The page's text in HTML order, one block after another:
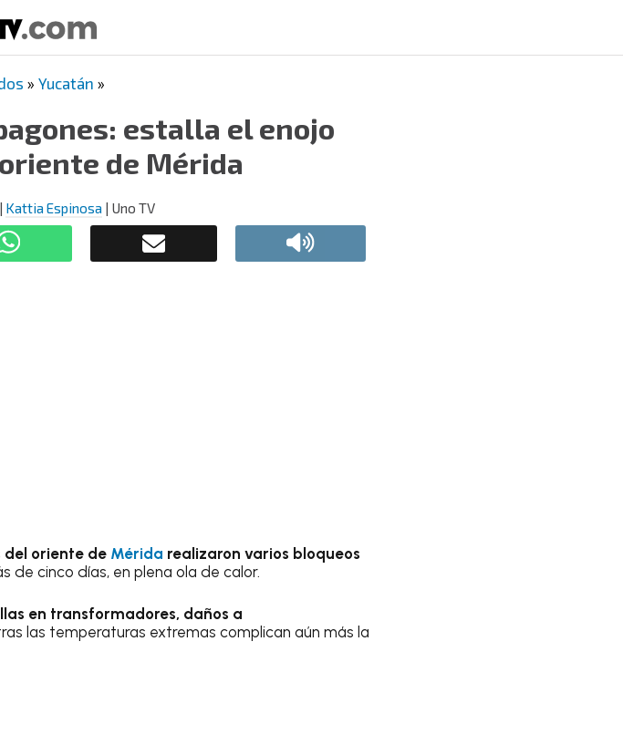
» Yucatán »
estalla el enojo
de Mérida
| Kattia Espinosa | Uno TV
del oriente de Mérida realizaron varios bloqueos
de cinco días, en plena ola de calor.
en transformadores, daños a
las temperaturas extremas complican aún más la